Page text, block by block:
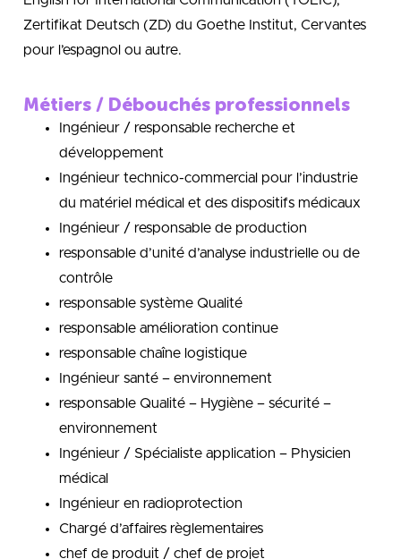
Zertifikat Deutsch (ZD) du Goethe Institut, Cervantes
pour l’espagnol ou autre.
Métiers / Débouchés professionnels
Ingénieur / responsable recherche et
développement
Ingénieur technico-commercial pour l’industrie
du matériel médical et des dispositifs médicaux
Ingénieur / responsable de production
responsable d’unité d’analyse industrielle ou de
contrôle
responsable système Qualité
responsable amélioration continue
responsable chaîne logistique
Ingénieur santé – environnement
responsable Qualité – Hygiène – sécurité –
environnement
Ingénieur / Spécialiste application – Physicien
médical
Ingénieur en radioprotection
Chargé d’affaires règlementaires
chef de produit / chef de projet